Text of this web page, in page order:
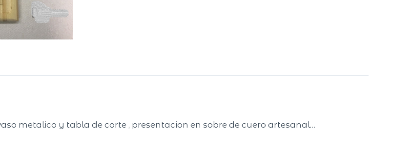
metalico y tabla de corte , presentacion en sobre de cuero artesanal…